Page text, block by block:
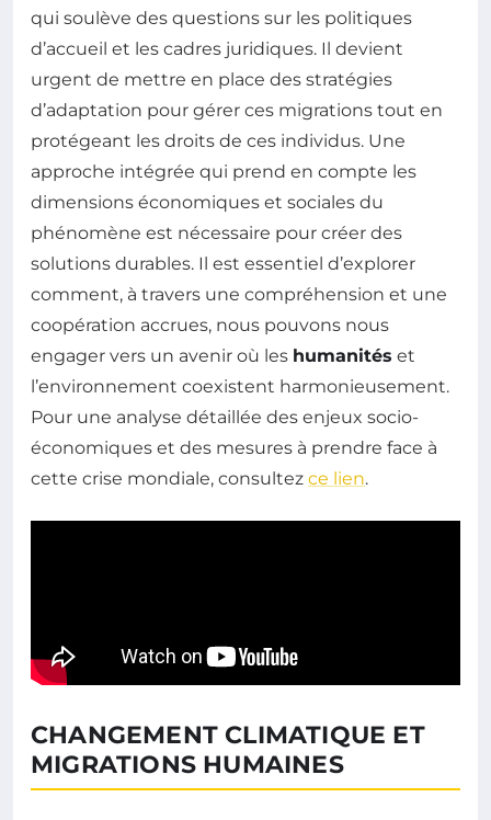
qui soulève des questions sur les politiques
d’accueil et les cadres juridiques. Il devient
urgent de mettre en place des stratégies
d’adaptation pour gérer ces migrations tout en
protégeant les droits de ces individus. Une
approche intégrée qui prend en compte les
dimensions économiques et sociales du
phénomène est nécessaire pour créer des
solutions durables. Il est essentiel d’explorer
comment, à travers une compréhension et une
coopération accrues, nous pouvons nous
engager vers un avenir où les humanités et
l’environnement coexistent harmonieusement.
Pour une analyse détaillée des enjeux socio-
économiques et des mesures à prendre face à
cette crise mondiale, consultez ce lien.
CHANGEMENT CLIMATIQUE ET
MIGRATIONS HUMAINES